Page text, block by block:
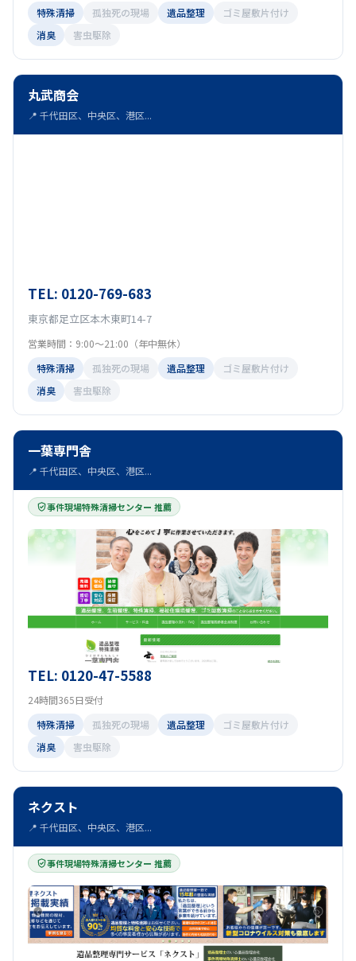
特殊清掃 孤独死の現場 遺品整理
ゴミ屋敷片付け
消臭
害虫駆除
丸武商会
📍 千代田区、中央区、港区...
TEL: 0120-769-683
東京都足立区本木東町14-7
営業時間：9:00〜21:00（年中無休）
特殊清掃
孤独死の現場 遺品整理
ゴミ屋敷片付け
消臭
害虫駆除
一葉専門舎
📍 千代田区、中央区、港区...
事件現場特殊清掃センター 推薦
TEL: 0120-47-5588
24時間365日受付
特殊清掃
孤独死の現場 遺品整理
ゴミ屋敷片付け
消臭
害虫駆除
ネクスト
📍 千代田区、中央区、港区...
事件現場特殊清掃センター 推薦